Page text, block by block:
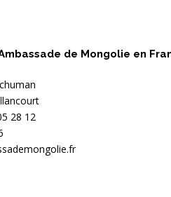
de Mongolie en
28 12